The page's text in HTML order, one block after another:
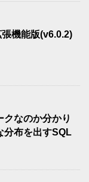
機能版(v6.0.2)
なのか分かり
分布を出すSQL